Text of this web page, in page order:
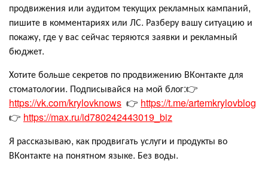
продвижения или аудитом текущих рекламных кампаний,
пишите в комментариях или ЛС. Разберу вашу ситуацию и
покажу, где у вас сейчас теряются заявки и рекламный
бюджет.
Хотите больше секретов по продвижению ВКонтакте для
стоматологии. Подписывайся на мой блог:👉
https://vk.com/krylovknows 👉 https://t.me/artemkrylovblog
👉 https://max.ru/id780242443019_biz
Я рассказываю, как продвигать услуги и продукты во
ВКонтакте на понятном языке. Без воды.